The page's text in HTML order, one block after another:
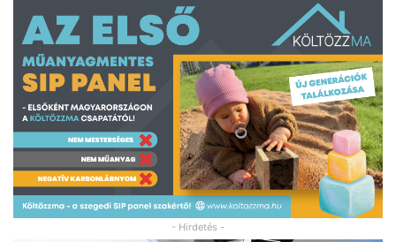
- Hirdetés -